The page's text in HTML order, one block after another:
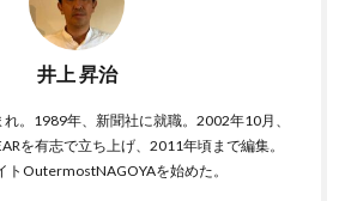
井上 昇治
。1989年、新聞社に就職。2002年10月、
を有志で立ち上げ、2011年頃まで編集。
OutermostNAGOYAを始めた。